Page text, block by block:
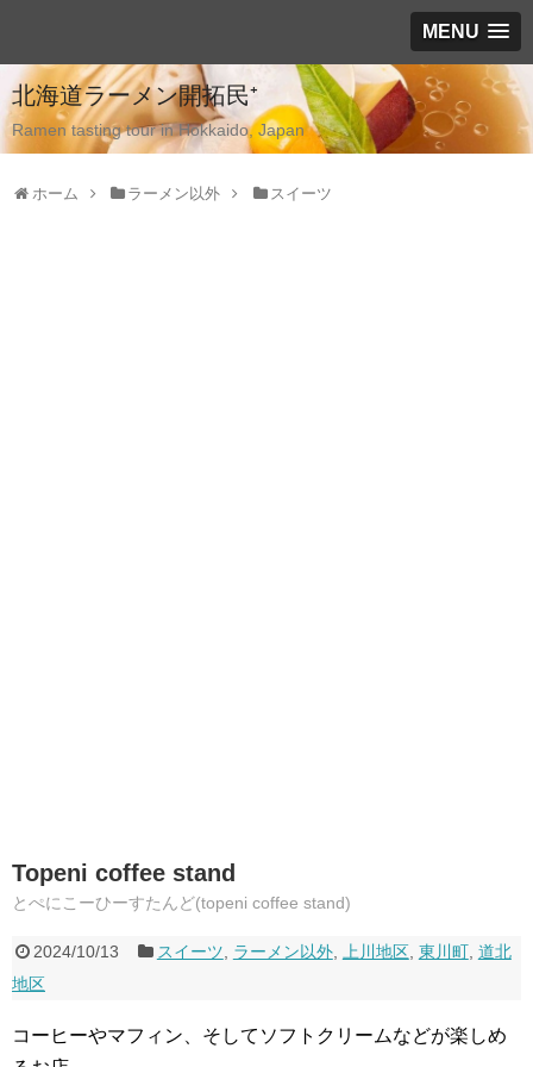
MENU
北海道ラーメン開拓民⁺
Ramen tasting tour in Hokkaido, Japan
ホーム ラーメン以外 スイーツ
Topeni coffee stand
とぺにこーひーすたんど(topeni coffee stand)
2024/10/13 スイーツ ラーメン以外, 上川地区, 東川町, 道北
地区
コーヒーやマフィン、そしてソフトクリームなどが楽しめ